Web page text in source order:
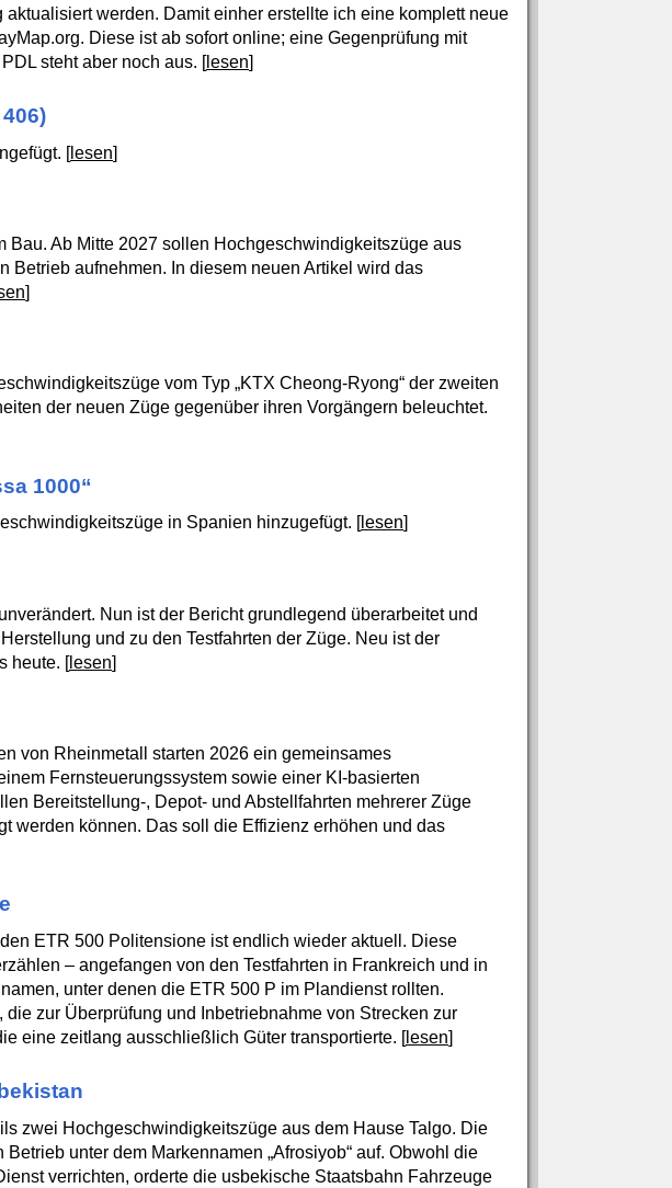
werden. Damit einher erstellte ich eine komplett neue
Diese ist ab sofort online; eine Gegenprüfung mit
steht aber noch aus. [lesen]
[lesen]
Bau. Ab Mitte 2027 sollen Hochgeschwindigkeitszüge aus
Betrieb aufnehmen. In diesem neuen Artikel wird das
]
vom Typ „KTX Cheong-Ryong“ der zweiten
der neuen Züge gegenüber ihren Vorgängern beleuchtet.
1000“
in Spanien hinzugefügt. [lesen]
Nun ist der Bericht grundlegend überarbeitet und
und zu den Testfahrten der Züge. Neu ist der
heute. [lesen]
von Rheinmetall starten 2026 ein gemeinsames
Fernsteuerungssystem sowie einer KI-basierten
Bereitstellung-, Depot- und Abstellfahrten mehrerer Züge
werden können. Das soll die Effizienz erhöhen und das
ETR 500 Politensione ist endlich wieder aktuell. Diese
– angefangen von den Testfahrten in Frankreich und in
unter denen die ETR 500 P im Plandienst rollten.
zur Überprüfung und Inbetriebnahme von Strecken zur
eine zeitlang ausschließlich Güter transportierte. [lesen]
zwei Hochgeschwindigkeitszüge aus dem Hause Talgo. Die
unter dem Markennamen „Afrosiyob“ auf. Obwohl die
verrichten, orderte die usbekische Staatsbahn Fahrzeuge